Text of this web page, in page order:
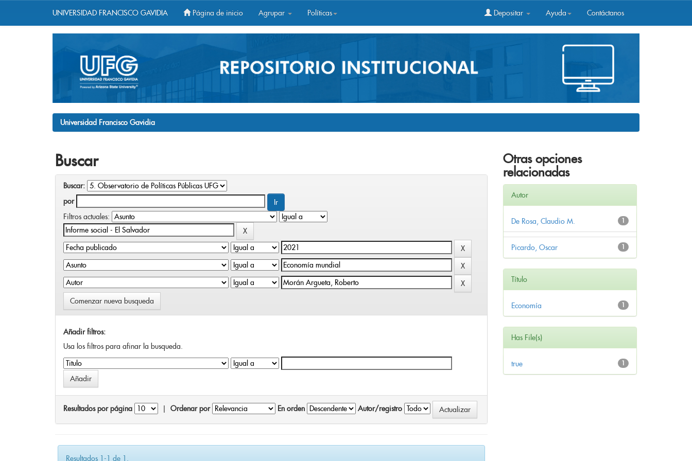
UNIVERSIDAD FRANCISCO GAVIDIA Página de inicio Agrupar Políticas Depositar Ayuda Contáctanos
Universidad Francisco Gavidia
Buscar
Buscar:
por
Filtros actuales:
Comenzar nueva busqueda
Añadir filtros:
Usa los filtros para afinar la busqueda.
Resultados por página Ordenar por En orden Autor/registro
Resultados 1-1 de 1.
Otras opciones
relacionadas
Autor
1
De Rosa, Claudio M.
1
Picardo, Oscar
Título
1
Economía
Has File(s)
1
true